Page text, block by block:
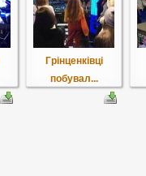
Грінценківці
побувал...